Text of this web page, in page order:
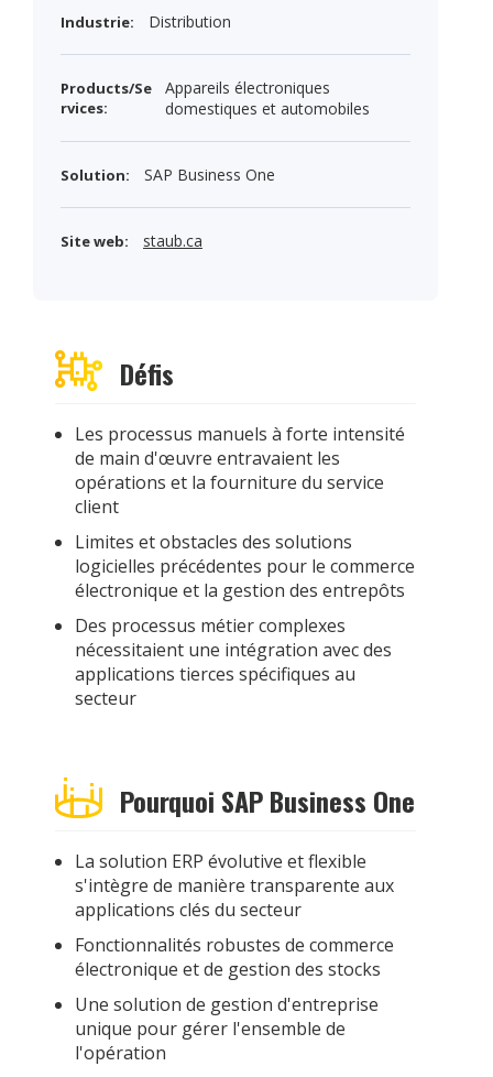
Défis
Les processus manuels à forte intensité
de main d'œuvre entravaient les
opérations et la fourniture du service
client
Limites et obstacles des solutions
logicielles précédentes pour le commerce
électronique et la gestion des entrepôts
Des processus métier complexes
nécessitaient une intégration avec des
applications tierces spécifiques au
secteur
Pourquoi SAP Business One
La solution ERP évolutive et flexible
s'intègre de manière transparente aux
applications clés du secteur
Fonctionnalités robustes de commerce
électronique et de gestion des stocks
Une solution de gestion d'entreprise
unique pour gérer l'ensemble de
l'opération
Industrie: Distribution
Products/Se
rvices:
Appareils électroniques
domestiques et automobiles
Solution: SAP Business One
Site web: staub.ca